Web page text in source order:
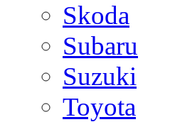
Skoda
Subaru
Suzuki
Toyota